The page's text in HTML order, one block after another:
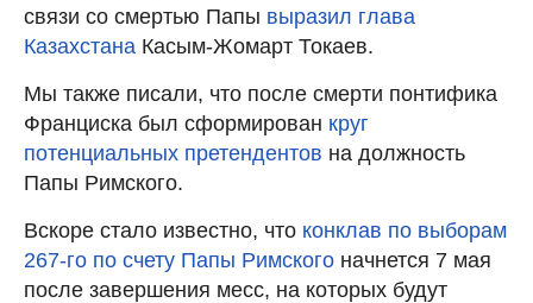
связи со смертью Папы выразил глава
Казахстана Касым-Жомарт Токаев.
Мы также писали, что после смерти понтифика
Франциска был сформирован круг
потенциальных претендентов на должность
Папы Римского.
Вскоре стало известно, что конклав по выборам
267-го по счету Папы Римского начнется 7 мая
после завершения месс, на которых будут